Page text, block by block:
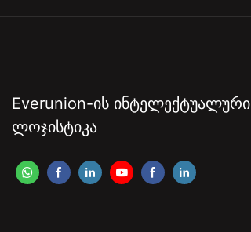
Everunion-Ის Ინტელექტუალური
Ლოჯისტიკა